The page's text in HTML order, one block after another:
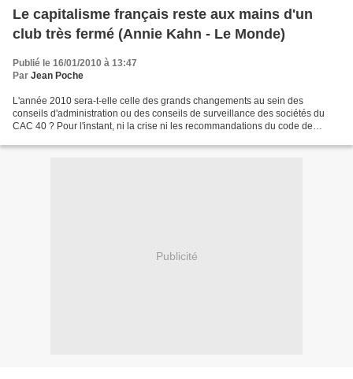
Le capitalisme français reste aux mains d'un
club très fermé (Annie Kahn - Le Monde)
Publié le 16/01/2010 à 13:47
Par Jean Poche
L'année 2010 sera-t-elle celle des grands changements au sein des
conseils d'administration ou des conseils de surveillance des sociétés du
CAC 40 ? Pour l'instant, ni la crise ni les recommandations du code de
Publicité